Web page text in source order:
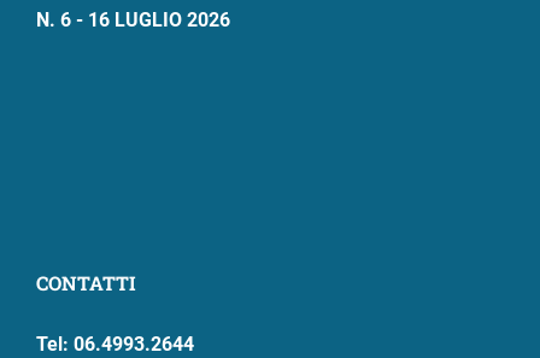
N. 6 - 16 LUGLIO 2026
CONTATTI
Tel: 06.4993.2644